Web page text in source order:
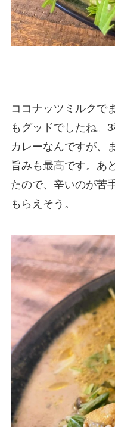
ココナッツミルクで
もグッドでしたね。
カレーなんですが、
旨みも最高です。あ
たので、辛いのが苦
もらえそう。